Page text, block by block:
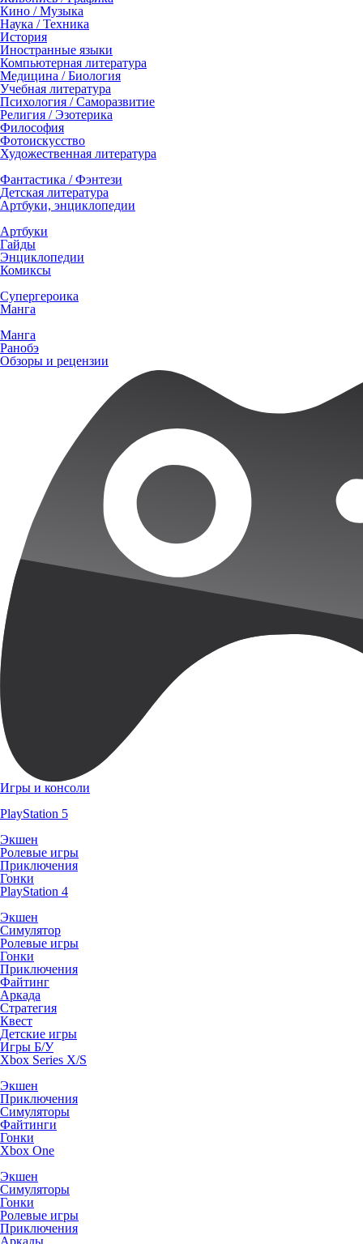
Кино / Музыка
Наука / Техника
История
Иностранные языки
Компьютерная литература
Медицина / Биология
Учебная литература
Психология / Саморазвитие
Религия / Эзотерика
Философия
Фотоискусство
Художественная литература
Фантастика / Фэнтези
Детская литература
Артбуки, энциклопедии
Артбуки
Гайды
Энциклопедии
Комиксы
Супергероика
Манга
Манга
Ранобэ
Обзоры и рецензии
Игры и консоли
PlayStation 5
Экшен
Ролевые игры
Приключения
Гонки
PlayStation 4
Экшен
Симулятор
Ролевые игры
Гонки
Приключения
Файтинг
Аркада
Стратегия
Квест
Детские игры
Игры Б/У
Xbox Series X/S
Экшен
Приключения
Симуляторы
Файтинги
Гонки
Xbox One
Экшен
Симуляторы
Гонки
Ролевые игры
Приключения
Аркады